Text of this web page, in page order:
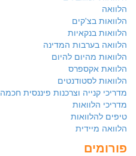
הלוואה
הלוואות בצ'קים
הלוואות בנקאיות
הלוואה בערבות המדינה
הלוואות מהיום להיום
הלוואת אקספרס
הלוואות לסטודנטים
מדריכי קנייה וצרכנות פיננסית חכמה
מדריכי הלוואות
טיפים להלוואות
הלוואה מיידית
פורומים